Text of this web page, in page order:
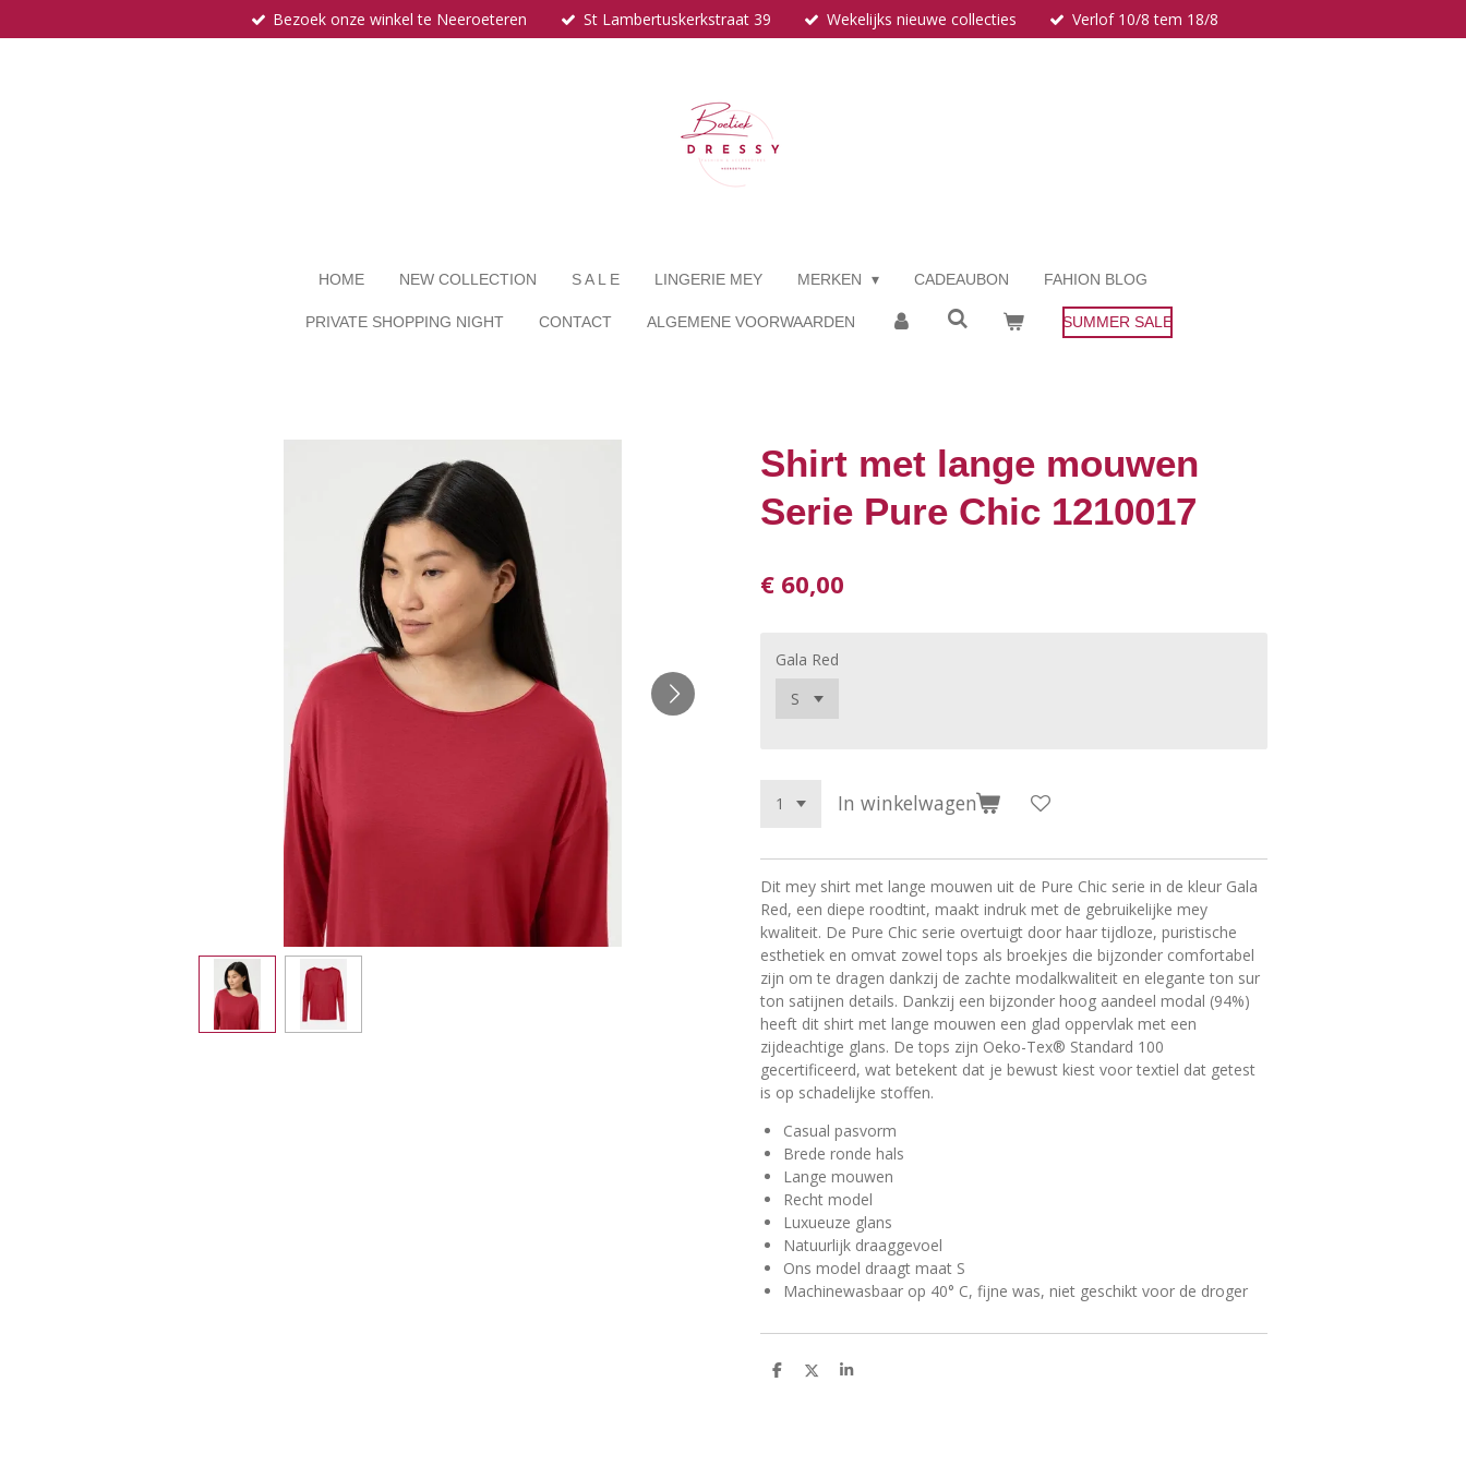
direct
Bezoek onze winkel te Neeroeteren St Lambertuskerkstraat 39 Wekelijks nieuwe collecties Verlof 10/8 tem 18/8
HOME NEW COLLECTION S A L E LINGERIE MEY MERKEN CADEAUBON FAHION BLOG
PRIVATE SHOPPING NIGHT CONTACT ALGEMENE VOORWAARDEN SUMMER SALE
Shirt met lange mouwen
Serie Pure Chic 1210017
€ 60,00
Gala Red
In winkelwagen
Dit mey shirt met lange mouwen uit de Pure Chic serie in de kleur Gala
Red, een diepe roodtint, maakt indruk met de gebruikelijke mey
kwaliteit. De Pure Chic serie overtuigt door haar tijdloze, puristische
esthetiek en omvat zowel tops als broekjes die bijzonder comfortabel
zijn om te dragen dankzij de zachte modalkwaliteit en elegante ton sur
ton satijnen details. Dankzij een bijzonder hoog aandeel modal (94%)
heeft dit shirt met lange mouwen een glad oppervlak met een
zijdeachtige glans. De tops zijn Oeko-Tex® Standard 100
gecertificeerd, wat betekent dat je bewust kiest voor textiel dat getest
is op schadelijke stoffen.
Casual pasvorm
Brede ronde hals
Lange mouwen
Recht model
Luxueuze glans
Natuurlijk draaggevoel
Ons model draagt maat S
Machinewasbaar op 40° C, fijne was, niet geschikt voor de droger
D
D
S